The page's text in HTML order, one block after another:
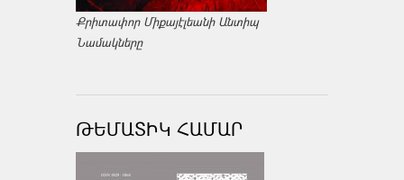
Քրիտափոր Միքայէլեանի Անտիպ
Նամակները
ԹԵՄԱՏԻԿ ՀԱՄԱՐ